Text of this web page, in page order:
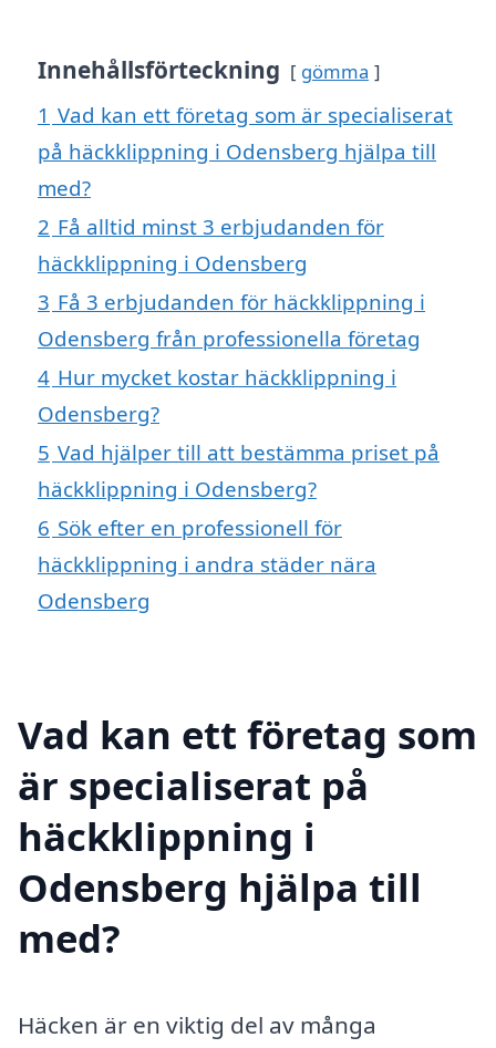
Innehållsförteckning gömma
1 Vad kan ett företag som är specialiserat
på häckklippning i Odensberg hjälpa till
med?
2 Få alltid minst 3 erbjudanden för
häckklippning i Odensberg
3 Få 3 erbjudanden för häckklippning i
Odensberg från professionella företag
4 Hur mycket kostar häckklippning i
Odensberg?
5 Vad hjälper till att bestämma priset på
häckklippning i Odensberg?
6 Sök efter en professionell för
häckklippning i andra städer nära
Odensberg
Vad kan ett företag som
är specialiserat på
häckklippning i
Odensberg hjälpa till
med?
Häcken är en viktig del av många